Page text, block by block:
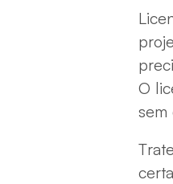
O
sem